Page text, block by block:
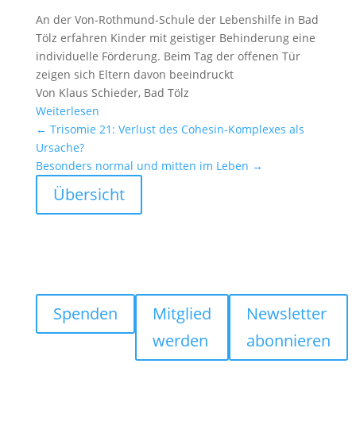
An der Von-Rothmund-Schule der Lebens­hilfe in Bad
Tölz erfahren Kinder mit geistiger Behin­de­rung eine
indivi­du­elle Förde­rung. Beim Tag der offenen Tür
zeigen sich Eltern davon beein­druckt
Von Klaus Schieder, Bad Tölz
Weiter­lesen
← Trisomie 21: Verlust des Cohesin-Komplexes als
Ursache?
Beson­ders normal und mitten im Leben →
Übersicht
Spenden
Mitglied
werden
Newsletter
abonnieren